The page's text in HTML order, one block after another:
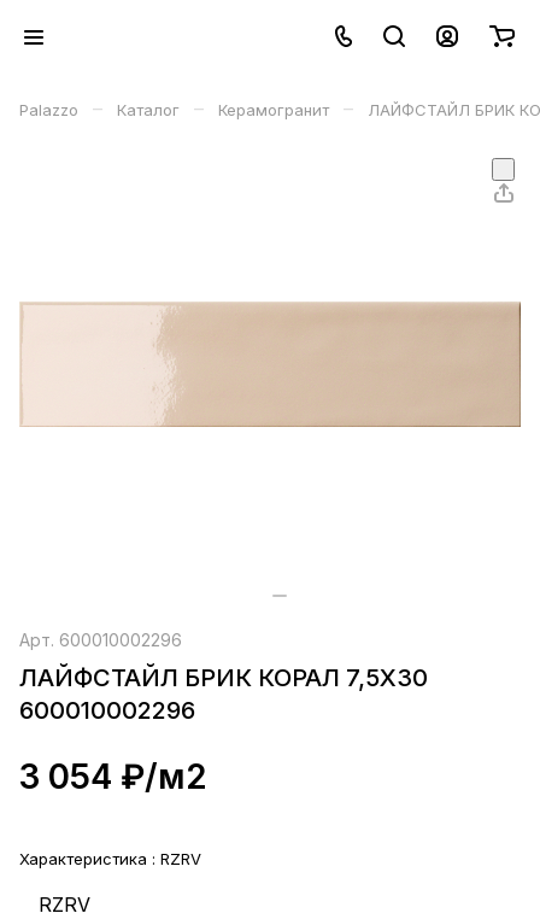
Palazzo – Каталог – Керамогранит – ЛАЙФСТАЙЛ БРИК
Арт. 600010002296
ЛАЙФСТАЙЛ БРИК КОРАЛ 7,5X30
600010002296
3 054 ₽/м2
Характеристика : RZRV
RZRV